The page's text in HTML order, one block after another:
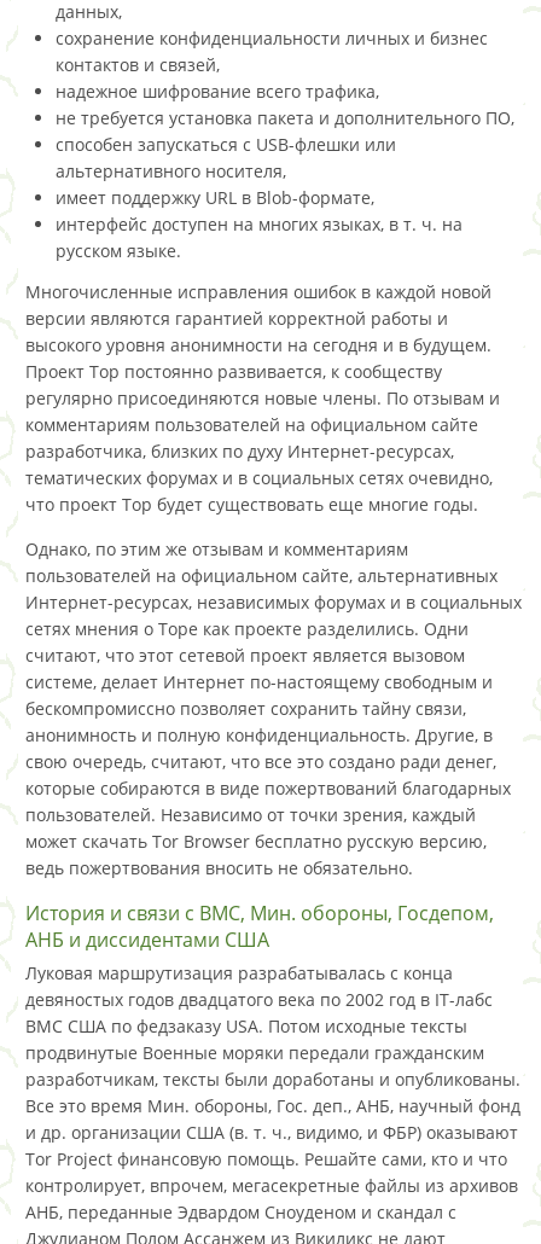
данных,
сохранение конфиденциальности личных и бизнес
контактов и связей,
надежное шифрование всего трафика,
не требуется установка пакета и дополнительного ПО,
способен запускаться с USB-флешки или
альтернативного носителя,
имеет поддержку URL в Blob-формате,
интерфейс доступен на многих языках, в т. ч. на
русском языке.
Многочисленные исправления ошибок в каждой новой
версии являются гарантией корректной работы и
высокого уровня анонимности на сегодня и в будущем.
Проект Тор постоянно развивается, к сообществу
регулярно присоединяются новые члены. По отзывам и
комментариям пользователей на официальном сайте
разработчика, близких по духу Интернет-ресурсах,
тематических форумах и в социальных сетях очевидно,
что проект Тор будет существовать еще многие годы.
Однако, по этим же отзывам и комментариям
пользователей на официальном сайте, альтернативных
Интернет-ресурсах, независимых форумах и в социальных
сетях мнения о Торе как проекте разделились. Одни
считают, что этот сетевой проект является вызовом
системе, делает Интернет по-настоящему свободным и
бескомпромиссно позволяет сохранить тайну связи,
анонимность и полную конфиденциальность. Другие, в
свою очередь, считают, что все это создано ради денег,
которые собираются в виде пожертвований благодарных
пользователей. Независимо от точки зрения, каждый
может скачать Tor Browser бесплатно русскую версию,
ведь пожертвования вносить не обязательно.
История и связи с ВМС, Мин. обороны, Госдепом,
АНБ и диссидентами США
Луковая маршрутизация разрабатывалась с конца
девяностых годов двадцатого века по 2002 год в IT-лабс
ВМС США по федзаказу USA. Потом исходные тексты
продвинутые Военные моряки передали гражданским
разработчикам, тексты были доработаны и опубликованы.
Все это время Мин. обороны, Гос. деп., АНБ, научный фонд
и др. организации США (в. т. ч., видимо, и ФБР) оказывают
Tor Project финансовую помощь. Решайте сами, кто и что
контролирует, впрочем, мегасекретные файлы из архивов
АНБ, переданные Эдвардом Сноуденом и скандал с
Джулианом Полом Ассанжем из Викиликс не дают